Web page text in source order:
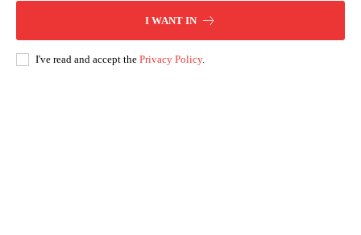
I WANT IN
I've read and accept the Privacy Policy.